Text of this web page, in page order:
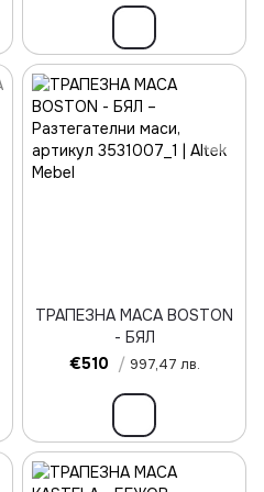
ТРАПЕЗНА МАСА BOSTON
- БЯЛ
€510 / 997,47 лв.